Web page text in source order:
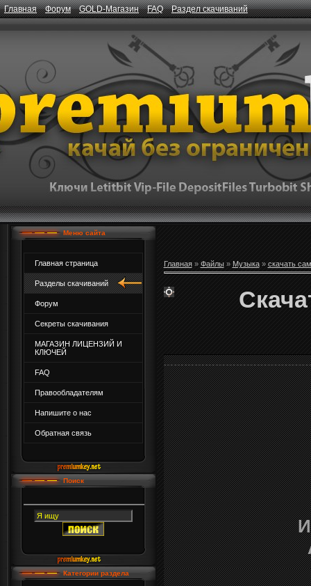
Главная Форум GOLD-Магазин FAQ Раздел скачиваний
Меню сайта
Главная страница
Разделы скачиваний
Форум
Секреты скачивания
МАГАЗИН ЛИЦЕНЗИЙ И
КЛЮЧЕЙ
FAQ
Правообладателям
Напишите о нас
Обратная связь
Поиск
Категории раздела
Главная» Файлы» Музыка» скачать